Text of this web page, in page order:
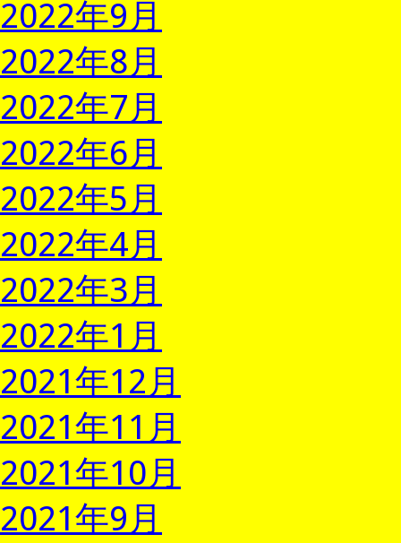
2022年9月
2022年8月
2022年7月
2022年6月
2022年5月
2022年4月
2022年3月
2022年1月
2021年12月
2021年11月
2021年10月
2021年9月